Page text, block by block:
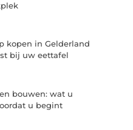
kopen in Gelderland
bij uw eettafel
bouwen: wat u
u begint